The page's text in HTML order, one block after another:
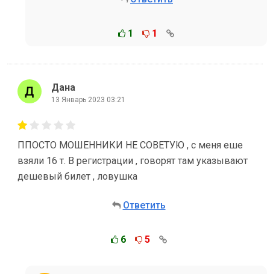
1 1
Дана
13 Январь 2023 03:21
ППОСТО МОШЕННИКИ НЕ СОВЕТУЮ , с меня еше
взяли 16 т. В регистрации , говорят там указывают
дешевый билет , ловушка
Ответить
6 5